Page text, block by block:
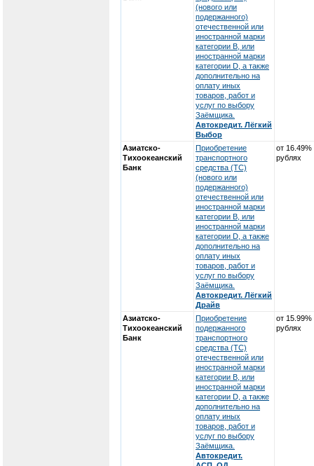
(нового или
подержанного)
отечественной или
иностранной марки
категории В, или
иностранной марки
категории D, а также
дополнительно на
оплату иных
товаров, работ и
услуг по выбору
Заёмщика.
Автокредит. Лёгкий
Выбор
Азиатско-
Тихоокеанский
Банк
Приобретение
транспортного
средства (ТС)
(нового или
подержанного)
отечественной или
иностранной марки
категории В, или
иностранной марки
категории D, а также
дополнительно на
оплату иных
товаров, работ и
услуг по выбору
Заёмщика.
Автокредит. Лёгкий
Драйв
от 16.49%
рублях
Азиатско-
Тихоокеанский
Банк
Приобретение
подержанного
транспортного
средства (ТС)
отечественной или
иностранной марки
категории В, или
иностранной марки
категории D, а также
дополнительно на
оплату иных
товаров, работ и
услуг по выбору
Заёмщика.
Автокредит.
от 15.99%
рублях